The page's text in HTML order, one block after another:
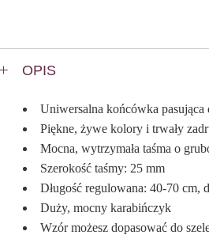
OPIS
Uniwersalna końcówka
Piękne, żywe kolory i trwały
Mocna, wytrzymała taśma o
Szerokość taśmy: 25 mm
Długość regulowana: 40-70 cm,
Duży, mocny karabińczyk
Wzór możesz dopasować do